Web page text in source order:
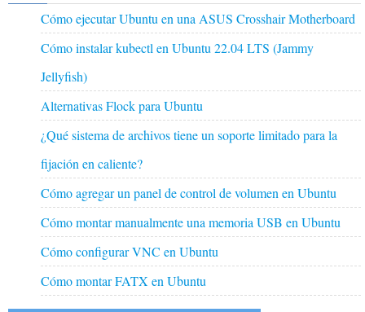
Cómo ejecutar Ubuntu en una ASUS Crosshair Motherboard
Cómo instalar kubectl en Ubuntu 22.04 LTS (Jammy
Jellyfish)
Alternativas Flock para Ubuntu
¿Qué sistema de archivos tiene un soporte limitado para la
fijación en caliente?
Cómo agregar un panel de control de volumen en Ubuntu
Cómo montar manualmente una memoria USB en Ubuntu
Cómo configurar VNC en Ubuntu
Cómo montar FATX en Ubuntu